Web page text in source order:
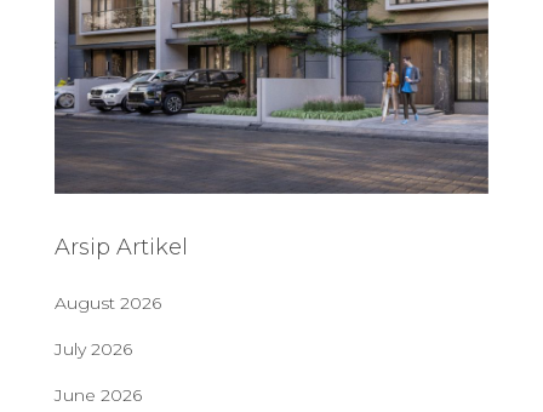
Arsip Artikel
August 2026
July 2026
June 2026